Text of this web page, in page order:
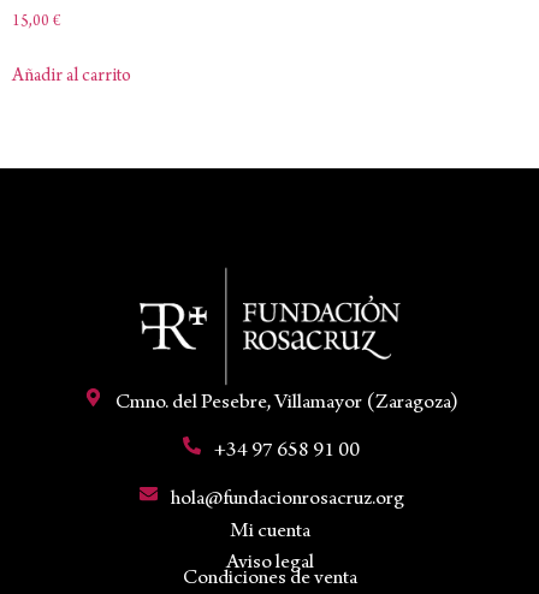
15,00 €
Añadir al carrito
Cmno. del Pesebre, Villamayor (Zaragoza)
+34 97 658 91 00
hola@fundacionrosacruz.org
Mi cuenta
Condiciones de venta
Aviso legal